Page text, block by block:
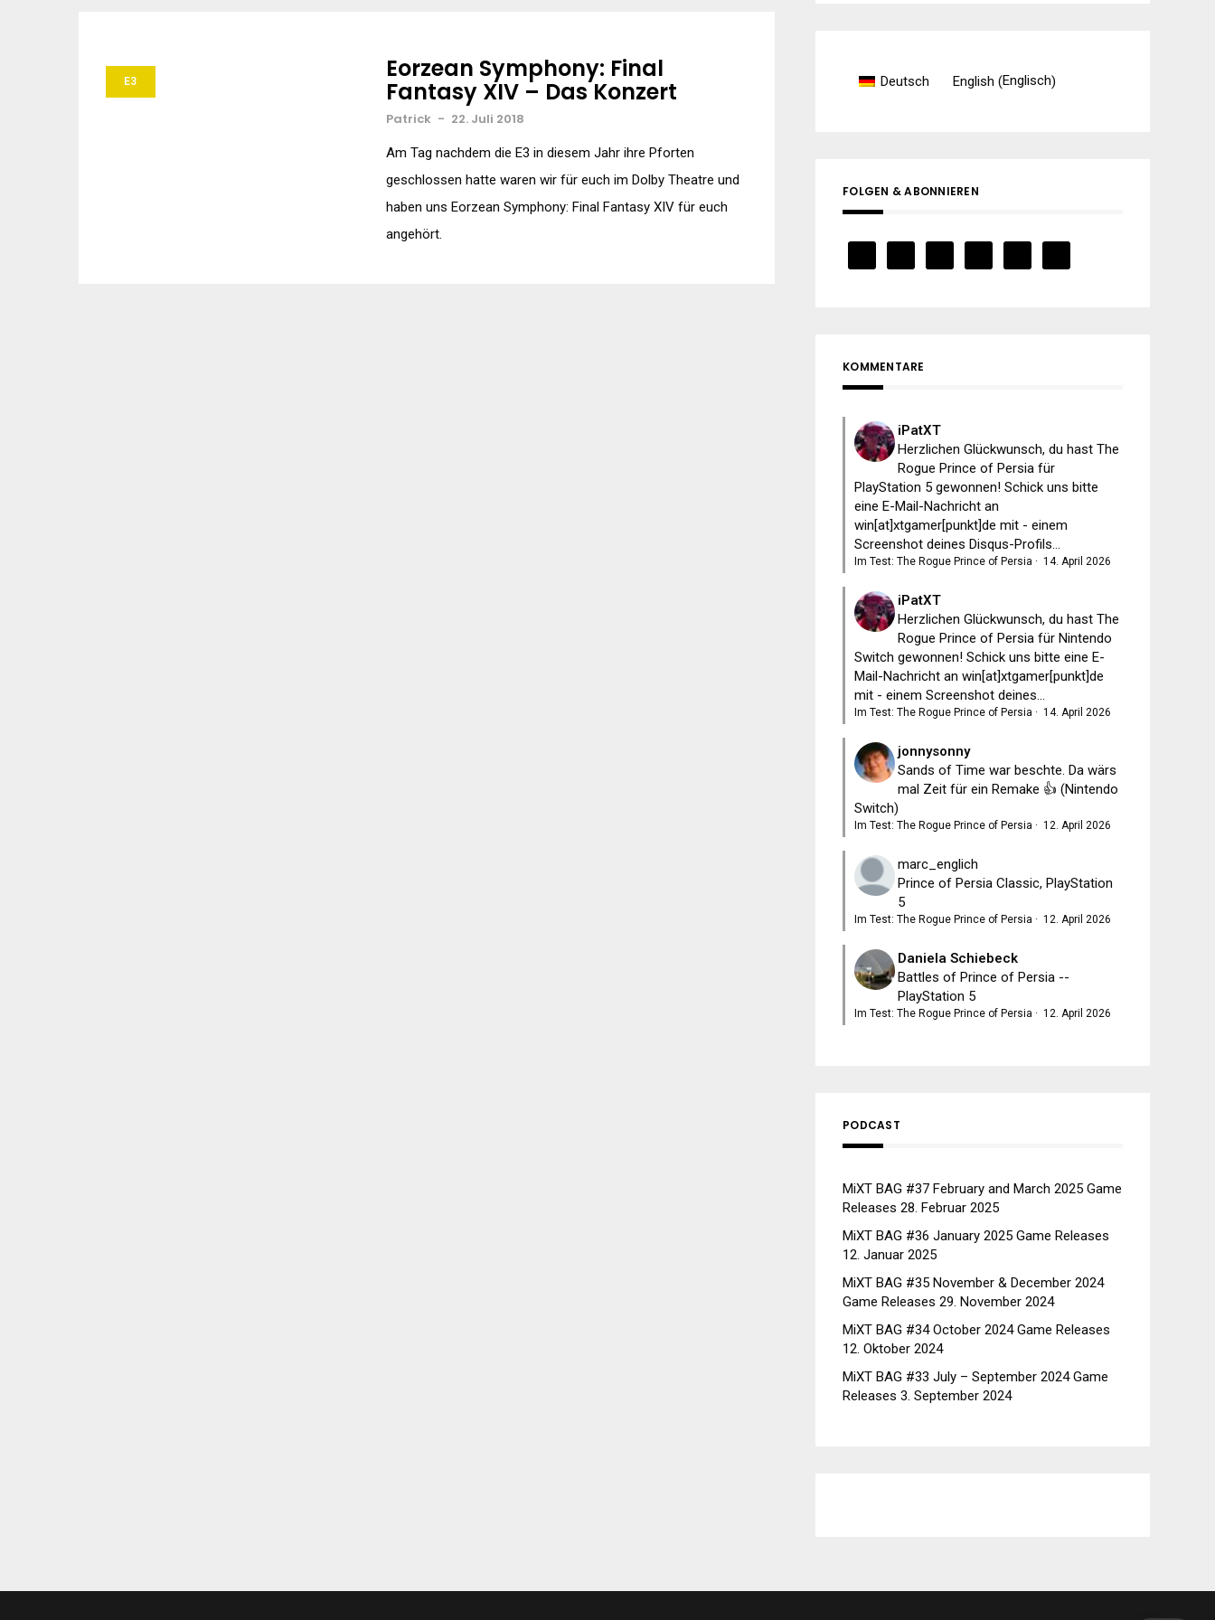
E3 Eorzean Symphony: Final
Fantasy XIV – Das Konzert
Patrick - 22. Juli 2018
Am Tag nachdem die E3 in diesem Jahr ihre Pforten
geschlossen hatte waren wir für euch im Dolby Theatre und
haben uns Eorzean Symphony: Final Fantasy XIV für euch
angehört.
Deutsch English (Englisch)
FOLGEN & ABONNIEREN
KOMMENTARE
iPatXT
Herzlichen Glückwunsch, du hast The
Rogue Prince of Persia für
PlayStation 5 gewonnen! Schick uns bitte
eine E-Mail-Nachricht an
win[at]xtgamer[punkt]de mit - einem
Screenshot deines Disqus-Profils...
Im Test: The Rogue Prince of Persia · 14. April 2026
iPatXT
Herzlichen Glückwunsch, du hast The
Rogue Prince of Persia für Nintendo
Switch gewonnen! Schick uns bitte eine E-
Mail-Nachricht an win[at]xtgamer[punkt]de
mit - einem Screenshot deines...
Im Test: The Rogue Prince of Persia · 14. April 2026
jonnysonny
Sands of Time war beschte. Da wärs
mal Zeit für ein Remake 👍 (Nintendo
Switch)
Im Test: The Rogue Prince of Persia · 12. April 2026
marc_englich
Prince of Persia Classic, PlayStation
5
Im Test: The Rogue Prince of Persia · 12. April 2026
Daniela Schiebeck
Battles of Prince of Persia --
PlayStation 5
Im Test: The Rogue Prince of Persia · 12. April 2026
PODCAST
MiXT BAG #37 February and March 2025 Game
Releases 28. Februar 2025
MiXT BAG #36 January 2025 Game Releases
12. Januar 2025
MiXT BAG #35 November & December 2024
Game Releases 29. November 2024
MiXT BAG #34 October 2024 Game Releases
12. Oktober 2024
MiXT BAG #33 July – September 2024 Game
Releases 3. September 2024